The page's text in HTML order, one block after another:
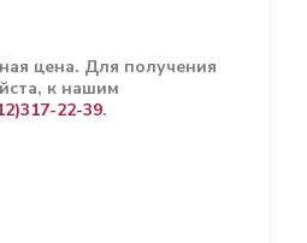
цена. Для получения
к нашим
22-39.